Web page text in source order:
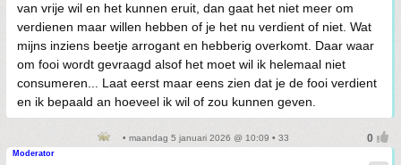
van vrije wil en het kunnen eruit, dan gaat het niet meer om
verdienen maar willen hebben of je het nu verdient of niet. Wat
mijns inziens beetje arrogant en hebberig overkomt. Daar waar
om fooi wordt gevraagd alsof het moet wil ik helemaal niet
consumeren... Laat eerst maar eens zien dat je de fooi verdient
en ik bepaald an hoeveel ik wil of zou kunnen geven.
• maandag 5 januari 2026 @ 10:09 • 33
Moderator